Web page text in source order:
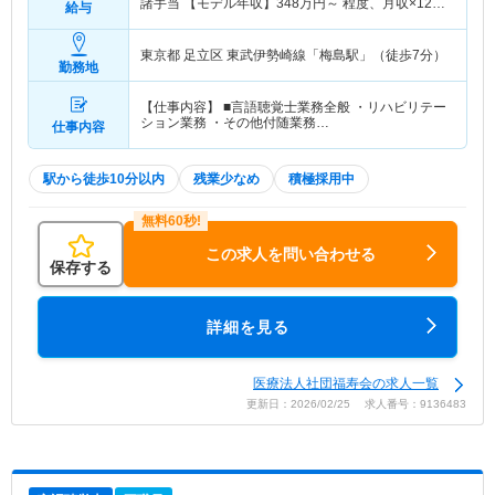
給与 諸手当 【モデル年収】 348万円～ 程度、月収×12ヶ
勤務地
東京都 足立区 東武伊勢崎線「梅島駅」（徒歩7分）
仕事内容
【仕事内容】 ■言語聴覚士業務全般 ・リハビリテー
ション業務 ・その他付随業務…
駅から徒歩10分以内 残業少なめ 積極採用中
保存する
この求人を問い合わせる
詳細を見る
医療法人社団福寿会の求人一覧
更新日：2026/02/25 求人番号：9136483